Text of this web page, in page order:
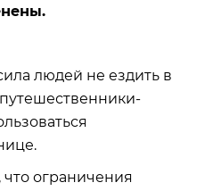
людей не ездить в
ограничения